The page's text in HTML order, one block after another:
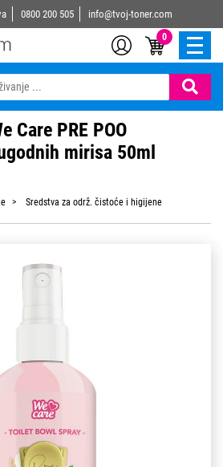
0800 200 505 info@tvoj-toner.com
0
Care PRE POO
mirisa 50ml
Sredstva za održ. čistoće i higijene